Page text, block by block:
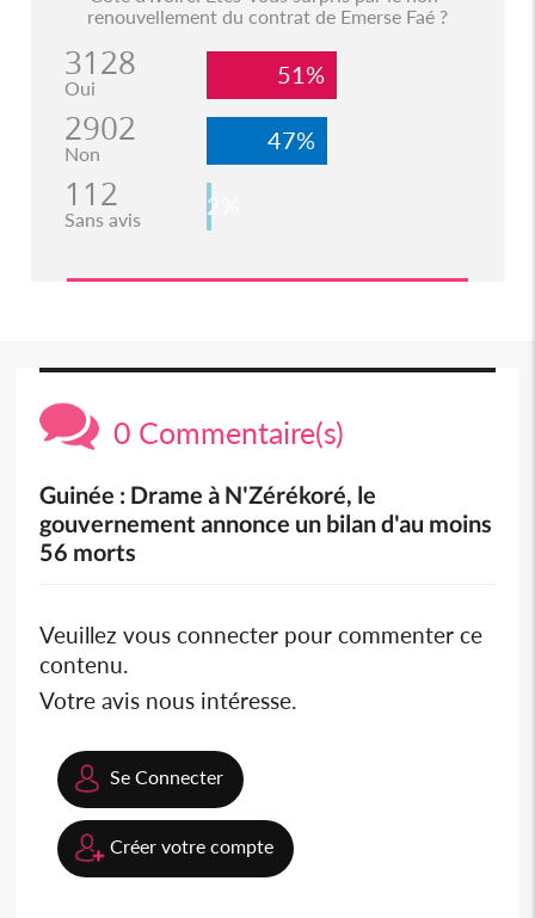
renouvellement du contrat de Emerse Faé ?
3128
Oui 51%
2902
Non 47%
112
Sans avis 2%
0 Commentaire(s)
Guinée : Drame à N'Zérékoré, le
gouvernement annonce un bilan d'au moins
56 morts
Veuillez vous connecter pour commenter ce
contenu.
Votre avis nous intéresse.
Se Connecter
Créer votre compte